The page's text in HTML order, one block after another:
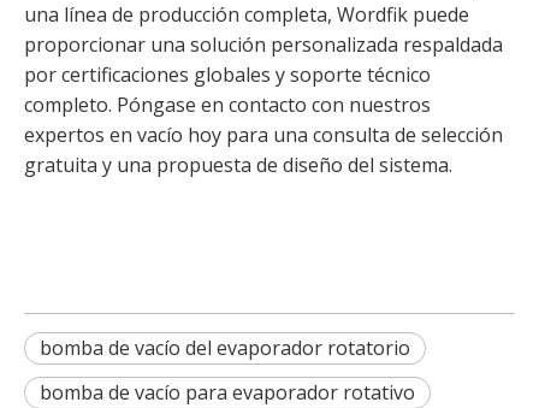
una línea de producción completa, Wordfik puede
proporcionar una solución personalizada respaldada
por certificaciones globales y soporte técnico
completo. Póngase en contacto con nuestros
expertos en vacío hoy para una consulta de selección
gratuita y una propuesta de diseño del sistema.
bomba de vacío del evaporador rotatorio
bomba de vacío para evaporador rotativo